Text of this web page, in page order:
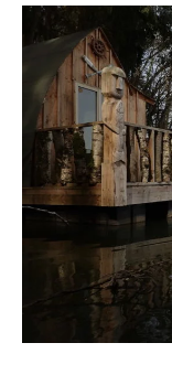
S’ORGANISER
UNE
BALADE
EN
CANOË-
KAYAK
SUR
LE
LAC
DE
RABODANGES